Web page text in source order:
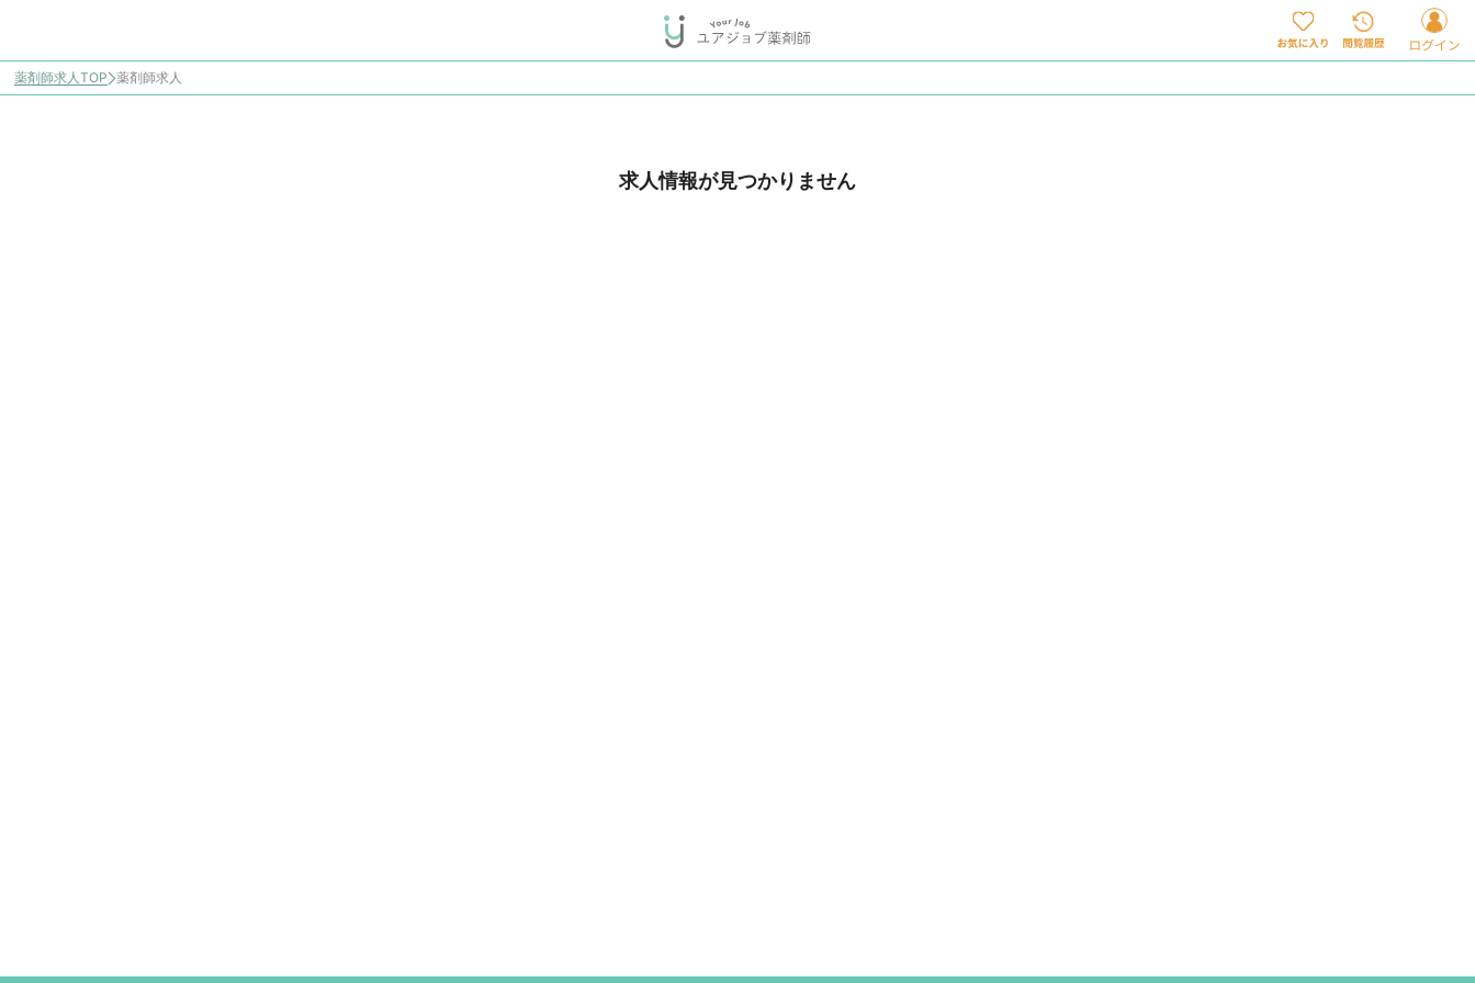
薬剤師求人TOP 薬剤師求人
求人情報が見つかりません